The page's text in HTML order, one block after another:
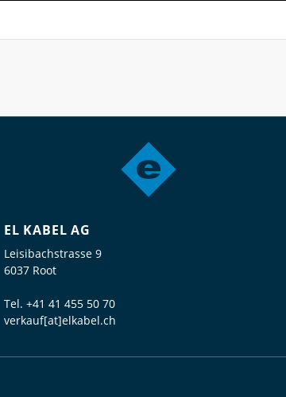
EL KABEL AG
Leisibachstrasse 9
6037 Root
Tel. +41 41 455 50 70
verkauf[at]elkabel.ch